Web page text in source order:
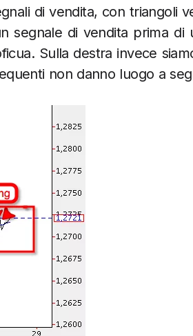
di vendita, con triangoli
segnale di vendita prima di
Sulla destra invece
non danno luogo a